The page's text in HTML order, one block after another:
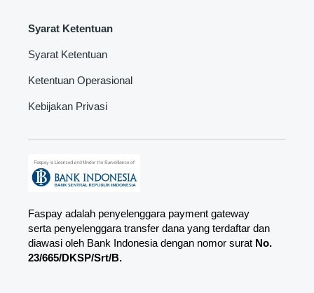
Syarat Ketentuan
Syarat Ketentuan
Ketentuan Operasional
Kebijakan Privasi
Faspay adalah penyelenggara payment gateway
serta penyelenggara transfer dana yang terdaftar dan
diawasi oleh Bank Indonesia dengan nomor surat No.
23/665/DKSP/Srt/B.